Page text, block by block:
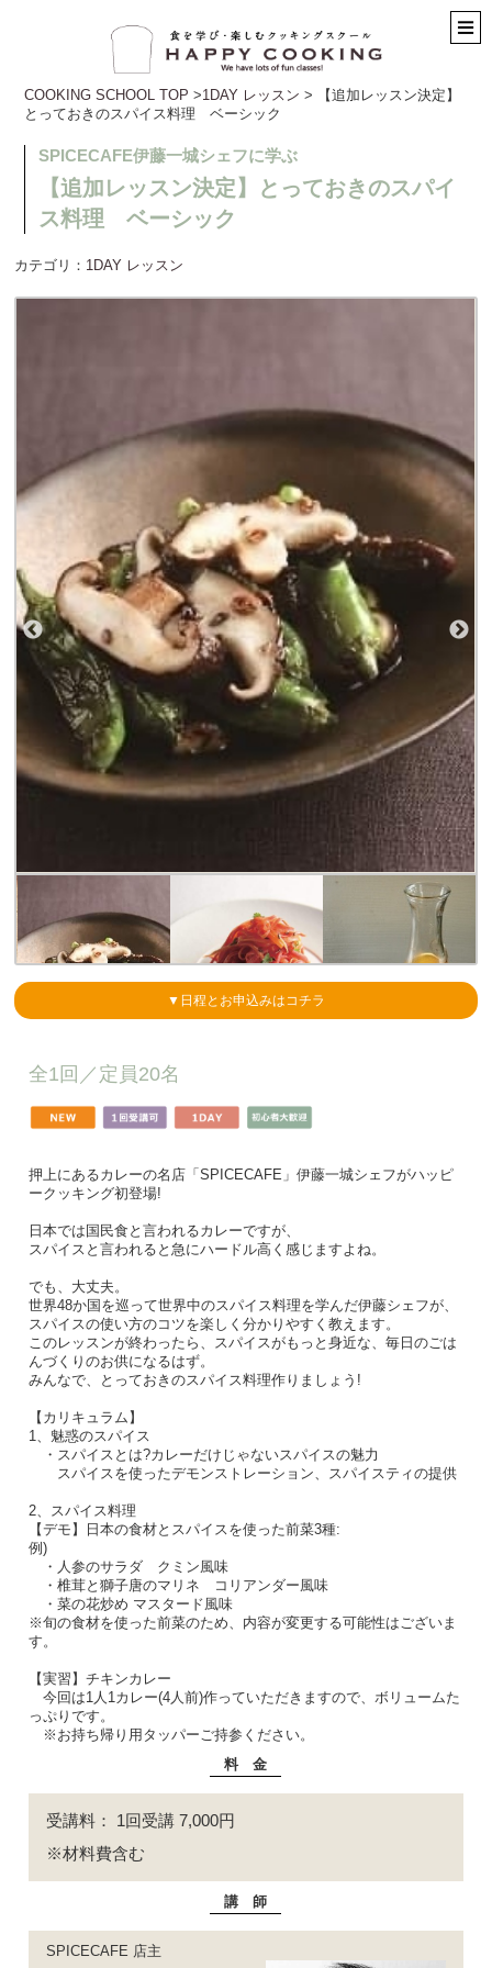
COOKING SCHOOL TOP >1DAY レッスン > 【追加レッスン決定】
とっておきのスパイス料理 ベーシック
SPICECAFE伊藤一城シェフに学ぶ
【追加レッスン決定】とっておきのスパイ
ス料理 ベーシック
カテゴリ： 1DAY レッスン
▼日程とお申込みはコチラ
全1回／ 定員20名
押上にあるカレーの名店「SPICECAFE」伊藤一城シェフがハッピ
ークッキング初登場!
日本では国民食と言われるカレーですが、
スパイスと言われると急にハードル高く感じますよね。
でも、大丈夫。
世界48か国を巡って世界中のスパイス料理を学んだ伊藤シェフが、
スパイスの使い方のコツを楽しく分かりやすく教えます。
このレッスンが終わったら、スパイスがもっと身近な、毎日のごは
んづくりのお供になるはず。
みんなで、とっておきのスパイス料理作りましょう!
【カリキュラム】
1、魅惑のスパイス
・スパイスとは?カレーだけじゃないスパイスの魅力
スパイスを使ったデモンストレーション、スパイスティの提供
2、スパイス料理
【デモ】日本の食材とスパイスを使った前菜3種:
例)
・人参のサラダ クミン風味
・椎茸と獅子唐のマリネ コリアンダー風味
・菜の花炒め マスタード風味
※旬の食材を使った前菜のため、内容が変更する可能性はございま
す。
【実習】チキンカレー
今回は1人1カレー(4人前)作っていただきますので、ボリュームた
っぷりです。
※お持ち帰り用タッパーご持参ください。
料 金
受講料： 1回受講 7,000円
※材料費含む
講 師
SPICECAFE 店主